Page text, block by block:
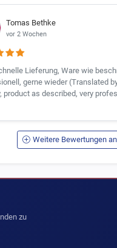
Tomas Bethke
vor 2 Wochen
Lieferung, Ware wie
gerne wieder (Translated
product as described, very
Weitere Bewertungen
zu